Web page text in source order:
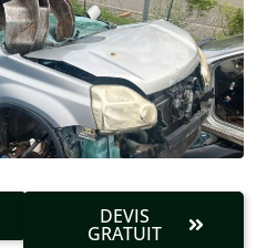
DEVIS
GRATUIT